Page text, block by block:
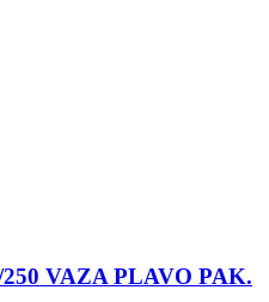
250 VAZA PLAVO PAK.